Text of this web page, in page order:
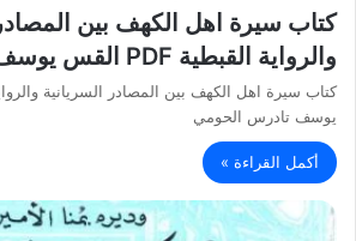
كتاب سيرة اهل الكهف بين
والرواية القبطية PDF القس يوسف تادرس الحومي
يوسف تادرس الحومي
أكمل القراءة »